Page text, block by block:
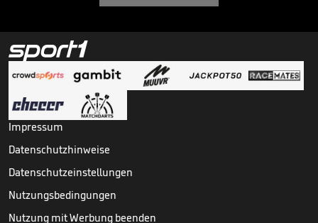
Impressum
Datenschutzhinweise
Datenschutzeinstellungen
Nutzungsbedingungen
Nutzung mit Werbung beenden